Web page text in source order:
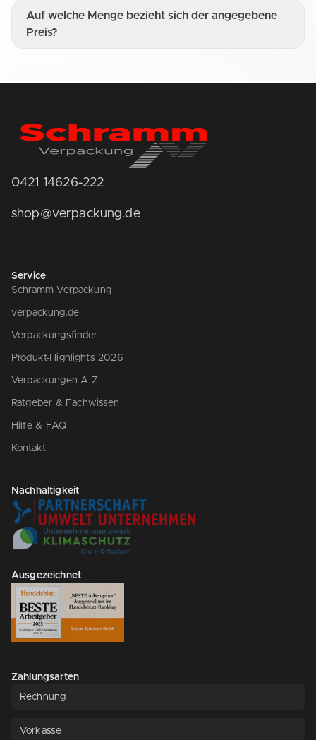
Auf welche Menge bezieht sich der angegebene
Preis?
0421 14626-222
shop@verpackung.de
Service
Schramm Verpackung
verpackung.de
Verpackungsfinder
Produkt-Highlights 2026
Verpackungen A-Z
Ratgeber & Fachwissen
Hilfe & FAQ
Kontakt
Nachhaltigkeit
Ausgezeichnet
Zahlungsarten
Rechnung
Vorkasse